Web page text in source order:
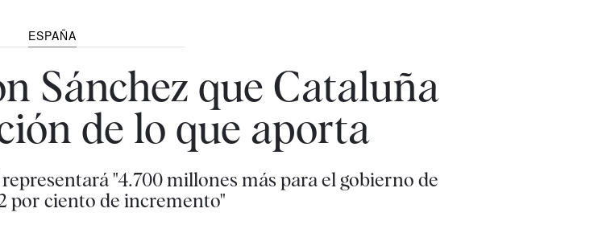
ESPAÑA
Sánchez que Cataluña
de lo que aporta
"4.700 millones más para el gobierno de
por ciento de incremento"